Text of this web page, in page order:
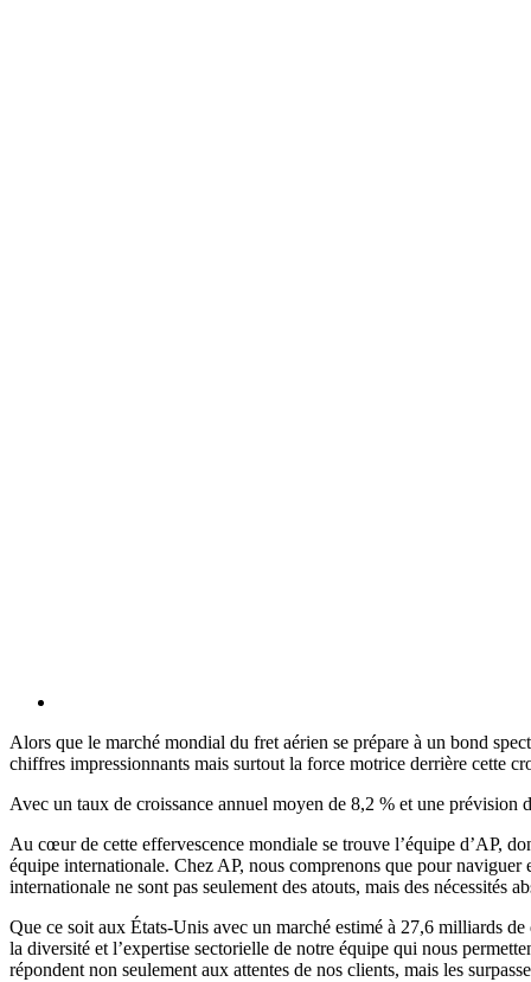
Alors que le marché mondial du fret aérien se prépare à un bond
chiffres impressionnants mais surtout la force motrice derrière cette
Avec un taux de croissance annuel moyen de 8,2 % et une prévision
Au cœur de cette effervescence mondiale se trouve l’équipe d’AP,
équipe internationale. Chez AP, nous comprenons que pour
internationale ne sont pas seulement des atouts, mais des nécessités
Que ce soit aux États-Unis avec un marché estimé à 27,6 milliards
la diversité et l’expertise sectorielle de notre équipe qui nous
répondent non seulement aux attentes de nos clients, mais les